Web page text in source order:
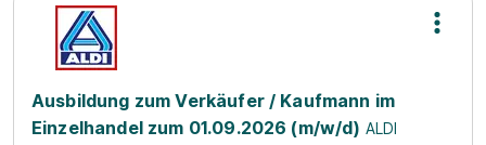
Ausbildung zum Verkäufer / Kaufmann im
Einzelhandel zum 01.09.2026 (m/w/d) ALDI